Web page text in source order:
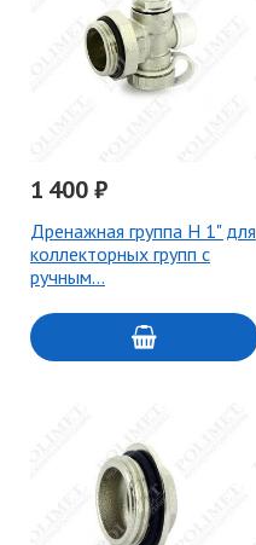
1 400 ₽
Дренажная группа Н 1" для
коллекторных групп с
ручным…